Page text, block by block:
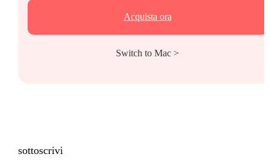
Acquista ora
Switch to Mac >
sottoscrivi